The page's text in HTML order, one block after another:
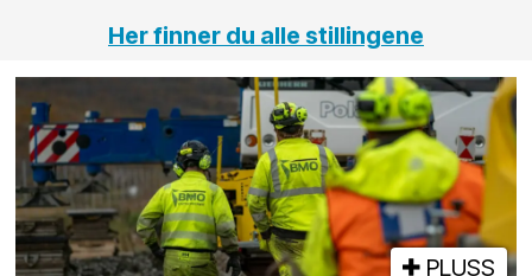
Her finner du alle stillingene
PLUSS